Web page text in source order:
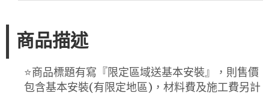
商品描述
⭐️商品標題有寫『限定區域送基本安裝』，則售價
包含基本安裝(有限定地區)，材料費及施工費另計